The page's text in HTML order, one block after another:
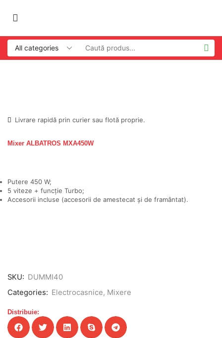
Livrare rapidă prin curier sau flotă proprie.
Mixer ALBATROS MXA450W
Putere 450 W;
5 viteze + funcţie Turbo;
Accesorii incluse (accesorii de amestecat și de framântat).
SKU: DUMMI40
Categories: Electrocasnice, Mixere
Distribuie: